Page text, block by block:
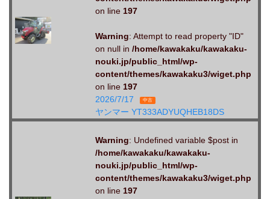
on line 197
Warning: Attempt to read property "ID"
on null in /home/kawakaku/kawakaku-
nouki.jp/public_html/wp-
content/themes/kawakaku3/wiget.php
on line 197
2026/7/17
中古
ヤンマー YT333ADYUQHEB18DS
Warning: Undefined variable $post in
/home/kawakaku/kawakaku-
nouki.jp/public_html/wp-
content/themes/kawakaku3/wiget.php
on line 197